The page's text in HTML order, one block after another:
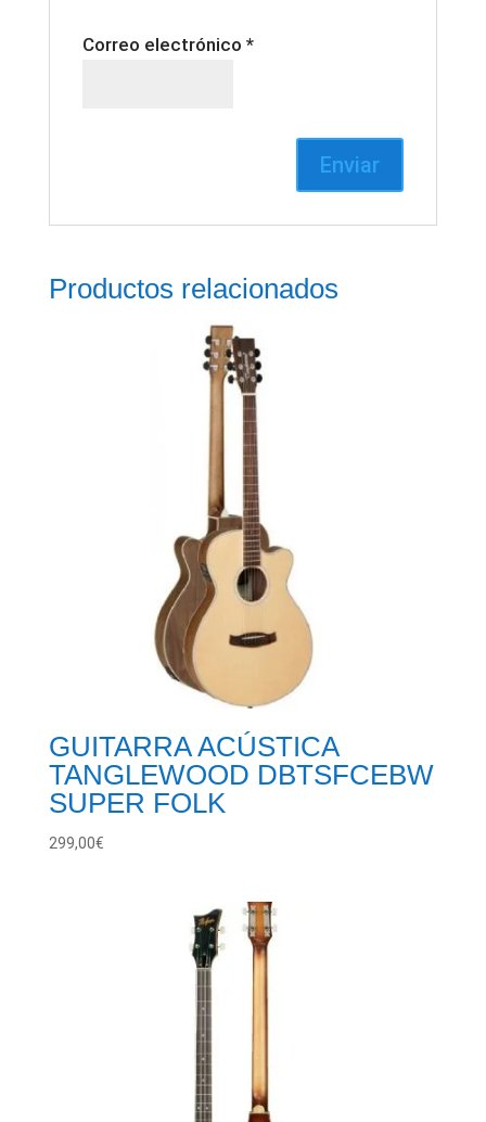
Correo electrónico *
Productos relacionados
GUITARRA ACÚSTICA
TANGLEWOOD DBTSFCEBW
SUPER FOLK
299,00€